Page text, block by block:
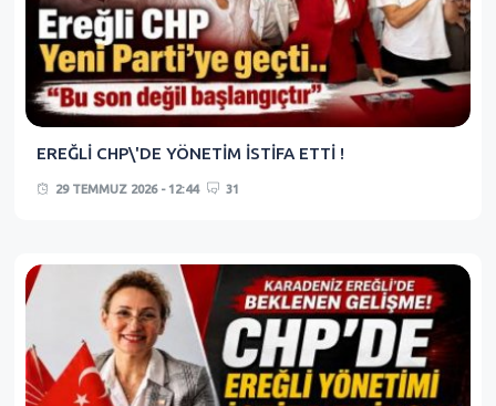
EREĞLİ CHP\'DE YÖNETİM İSTİFA ETTİ !
29 TEMMUZ 2026 - 12:44 31